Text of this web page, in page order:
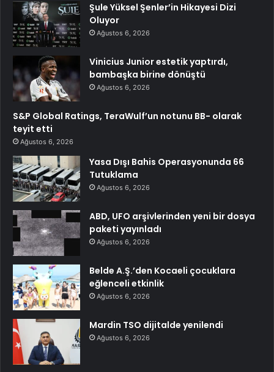
Şule Yüksel Şenler’in Hikayesi Dizi
Oluyor
Ağustos 6, 2026
Vinicius Junior estetik yaptırdı,
bambaşka birine dönüştü
Ağustos 6, 2026
S&P Global Ratings, TeraWulf’un notunu BB- olarak
teyit etti
Ağustos 6, 2026
Yasa Dışı Bahis Operasyonunda 66
Tutuklama
Ağustos 6, 2026
ABD, UFO arşivlerinden yeni bir dosya
paketi yayınladı
Ağustos 6, 2026
Belde A.Ş.’den Kocaeli çocuklara
eğlenceli etkinlik
Ağustos 6, 2026
Mardin TSO dijitalde yenilendi
Ağustos 6, 2026